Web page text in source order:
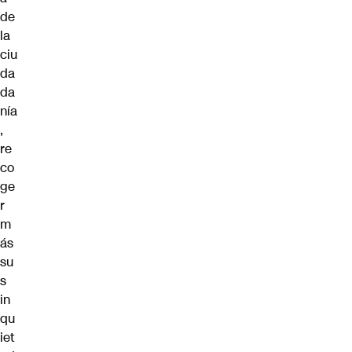
de
la
ciu
da
da
nía
,
re
co
ge
r
m
ás
su
s
in
qu
iet